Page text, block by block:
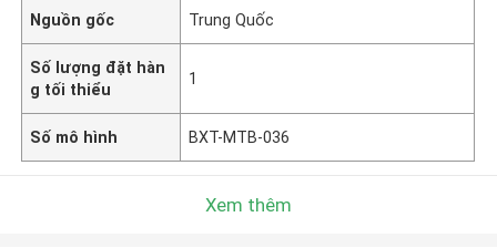
Nguồn gốc Trung Quốc
Số lượng đặt hàn
g tối thiểu
1
Số mô hình BXT-MTB-036
Xem thêm